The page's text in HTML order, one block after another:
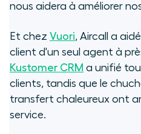
nous aidera à améliorer
Et chez Vuori, Aircall a
client d'un seul agent à
Kustomer CRM a unifié
clients, tandis que le
transfert chaleureux ont
service.